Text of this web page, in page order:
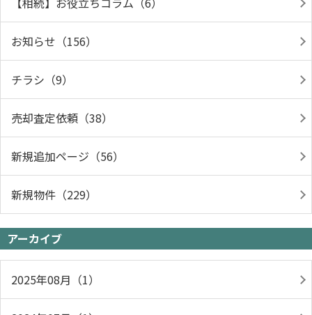
お知らせ（156）
チラシ（9）
売却査定依頼（38）
新規追加ページ（56）
新規物件（229）
アーカイブ
2025年08月（1）